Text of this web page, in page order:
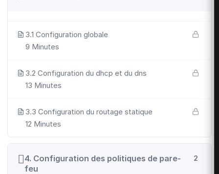
3.1 Configuration globale
9 Minutes
3.2 Configuration du dhcp et du dns
13 Minutes
3.3 Configuration du routage statique
12 Minutes
4. Configuration des politiques de pare-
feu
2